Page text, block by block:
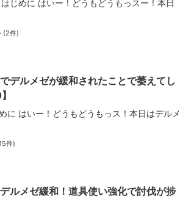
じめに はいー！どうもどうもっスー！本日
(2件)
デルメゼが緩和されたことで萎えてし
に はいー！どうもどうもっス！本日はデルメ
件)
ルメゼ緩和！道具使い強化で討伐が捗